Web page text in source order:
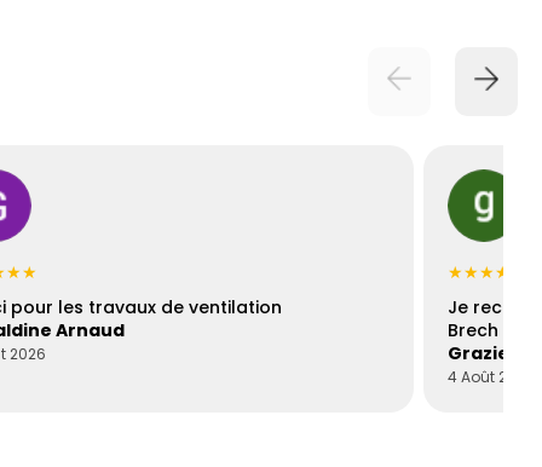
pour les travaux de ventilation
Arnaud
2026
★★★★★
Je
Brech est
Graziella
4 Août 2026